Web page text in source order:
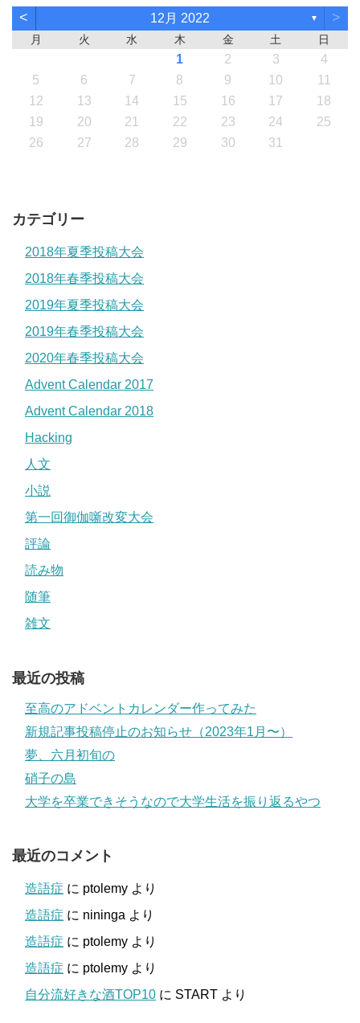
< 12月 2022 ▼ >
月 火 水 木 金 土 日
1 2 3
4
5
6 7 8 9 10
11
12
13 14 15 16 17
18
19
20 21 22 23 24
25
26
27 28 29 30 31
カテゴリー
2018年夏季投稿大会
2018年春季投稿大会
2019年夏季投稿大会
2019年春季投稿大会
2020年春季投稿大会
Advent Calendar 2017
Advent Calendar 2018
Hacking
人文
小説
第一回御伽噺改変大会
評論
読み物
随筆
雑文
最近の投稿
至高のアドベントカレンダー作ってみた
新規記事投稿停止のお知らせ（2023年1月〜）
夢、六月初旬の
硝子の島
大学を卒業できそうなので大学生活を振り返るやつ
最近のコメント
造語症 に ptolemy より
造語症 に nininga より
造語症 に ptolemy より
造語症 に ptolemy より
自分流好きな酒TOP10 に START より